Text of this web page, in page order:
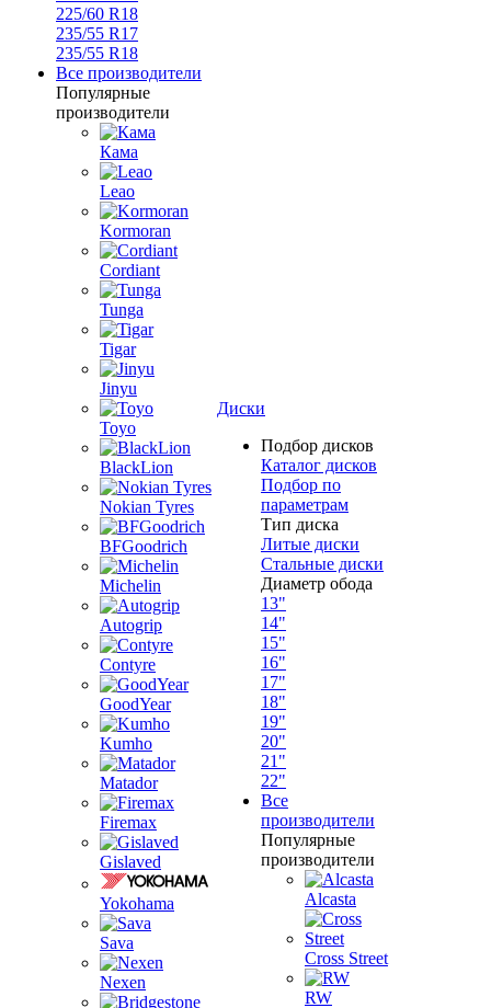
225/60 R18
235/55 R17
235/55 R18
Все производители
Популярные
производители
Кама
Leao
Kormoran
Cordiant
Tunga
Tigar
Jinyu
Toyo
BlackLion
Nokian Tyres
BFGoodrich
Michelin
Autogrip
Contyre
GoodYear
Kumho
Matador
Firemax
Gislaved
Yokohama
Sava
Nexen
Диски
Подбор дисков
Каталог дисков
Подбор по
параметрам
Тип диска
Литые диски
Стальные диски
Диаметр обода
13"
14"
15"
16"
17"
18"
19"
20"
21"
22"
Все
производители
Популярные
производители
Alcasta
Cross Street
RW